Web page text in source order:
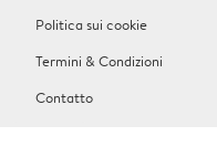
Politica sui cookie
Termini & Condizioni
Contatto